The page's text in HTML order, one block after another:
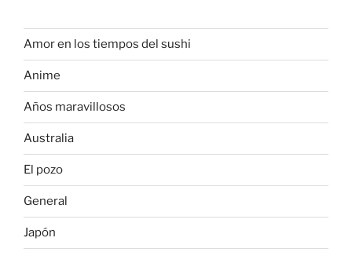
Amor en los tiempos del sushi
Anime
Años maravillosos
Australia
El pozo
General
Japón